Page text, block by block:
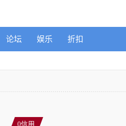
论坛 娱乐 折扣
0信用